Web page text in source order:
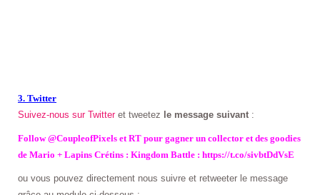
3. Twitter
Suivez-nous sur Twitteret tweetez le message suivant :
Follow @CoupleofPixels et RT pour gagner un collector et des goodies
de Mario + Lapins Crétins : Kingdom Battle : https://t.co/sivbtDdVsE
ou vous pouvez directement nous suivre et retweeter le message